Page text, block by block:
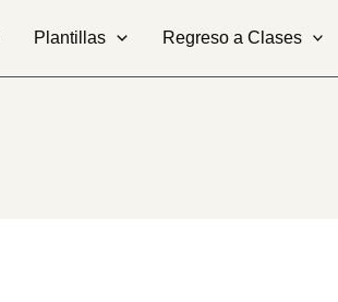
Plantillas Regreso a Clases